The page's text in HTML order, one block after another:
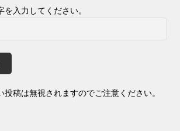
を入力してください。
投稿は無視されますのでご注意ください。